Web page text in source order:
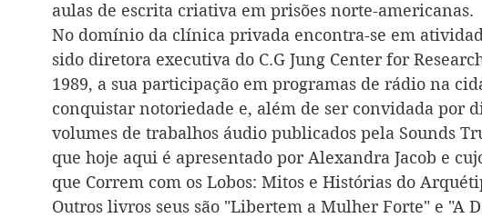
aulas de escrita criativa em prisões norte-americanas.
No domínio da clínica privada encontra-se em
sido diretora executiva do C.G Jung Center for
1989, a sua participação em programas de rádio na
conquistar notoriedade e, além de ser convidada por
volumes de trabalhos áudio publicados pela Sounds
que hoje aqui é apresentado por Alexandra Jacob e
que Correm com os Lobos: Mitos e Histórias do
Outros livros seus são "Libertem a Mulher Forte" e "A